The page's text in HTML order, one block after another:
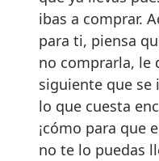
ibas a comprar.
para ti, piensa
no comprarla, le
siguiente que se
lo que cuesta
¡cómo para que
no te lo puedas